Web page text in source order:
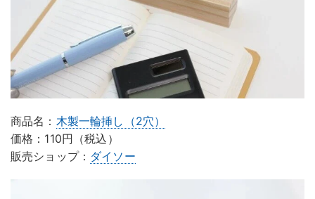
商品名： 木製一輪挿し（2穴）
価格：110円（税込）
販売ショップ： ダイソー